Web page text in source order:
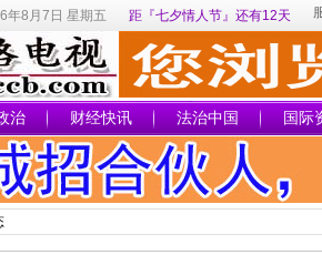
年8月7日 星期五 距『七夕情人节』还有12天
治 财经快讯 法治中国 国际